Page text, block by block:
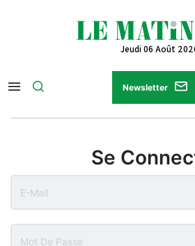
Jeudi 06 Août
Newsletter
Se